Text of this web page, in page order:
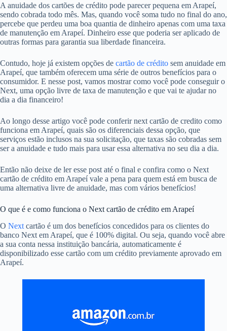
A anuidade dos cartões de crédito pode parecer pequena em Arapeí,
sendo cobrada todo mês. Mas, quando você soma tudo no final do ano,
percebe que perdeu uma boa quantia de dinheiro apenas com uma taxa
de manutenção em Arapeí. Dinheiro esse que poderia ser aplicado de
outras formas para garantia sua liberdade financeira.
Contudo, hoje já existem opções de cartão de crédito sem anuidade em
Arapeí, que também oferecem uma série de outros benefícios para o
consumidor. E nesse post, vamos mostrar como você pode conseguir o
Next, uma opção livre de taxa de manutenção e que vai te ajudar no
dia a dia financeiro!
Ao longo desse artigo você pode conferir next cartão de credito como
funciona em Arapeí, quais são os diferenciais dessa opção, que
serviços estão inclusos na sua solicitação, que taxas são cobradas sem
ser a anuidade e tudo mais para usar essa alternativa no seu dia a dia.
Então não deixe de ler esse post até o final e confira como o Next
cartão de crédito em Arapeí vale a pena para quem está em busca de
uma alternativa livre de anuidade, mas com vários benefícios!
O que é e como funciona o Next cartão de crédito em Arapeí
O Next cartão é um dos benefícios concedidos para os clientes do
banco Next em Arapeí, que é 100% digital. Ou seja, quando você abre
a sua conta nessa instituição bancária, automaticamente é
disponibilizado esse cartão com um crédito previamente aprovado em
Arapeí.